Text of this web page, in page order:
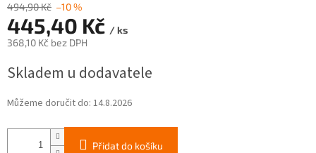
494,90 Kč –10 %
445,40 Kč / ks
368,10 Kč bez DPH
cena:
Skladem u dodavatele
Můžeme doručit do: 14.8.2026
Přidat do košíku